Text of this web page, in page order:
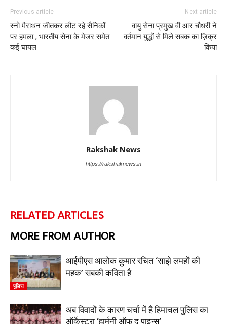
Previous article
स्नो मैराथन जीतकर लौट रहे सैनिकों
पर हमला , भारतीय सेना के मेजर समेत
कई घायल
Next article
वायु सेना प्रमुख वी आर चौधरी ने
वर्तमान युद्धों से मिले सबक का ज़िक्र
किया
Rakshak News
https://rakshaknews.in
RELATED ARTICLES
MORE FROM AUTHOR
पुलिस
आईपीएस आलोक कुमार रचित ‘साझे लमहों की
महक’ सबकी कविता है
अब विवादों के कारण चर्चा में है हिमाचल पुलिस का
ऑर्केस्ट्रा ‘हार्मनी ऑफ द पाइन्स’